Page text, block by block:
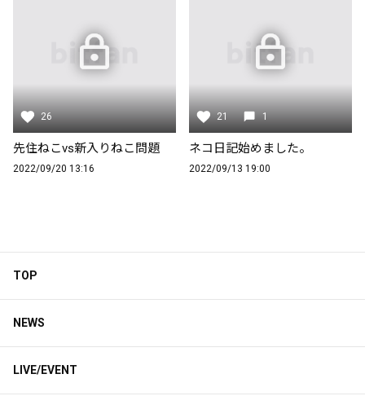
26
先住ねこvs新入りねこ問題
2022/09/20 13:16
21 1
ネコ日記始めました。
2022/09/13 19:00
TOP
NEWS
LIVE/EVENT